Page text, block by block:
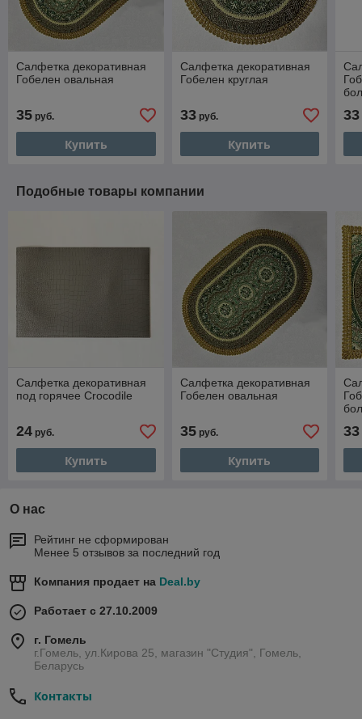
Салфетка декоративная
Гобелен овальная
35 руб.
Купить
Салфетка декоративная
Гобелен круглая
33руб.
Купить
33
Подобные товары компании
Салфетка декоративная
под горячее Crocodile
24 руб.
Купить
Салфетка декоративная
Гобелен овальная
35руб.
Купить
33
О нас
Рейтинг не сформирован
Менее 5 отзывов за последний год
Компания продает на Deal.by
Работает с 27.10.2009
г. Гомель
г.Гомель, ул.Кирова 25, магазин "Студия", Гомель,
Беларусь
Контакты